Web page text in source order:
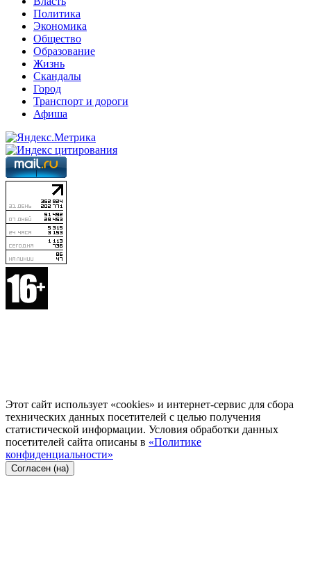
Политика
Экономика
Общество
Образование
Жизнь
Скандалы
Город
Транспорт и дороги
Афиша
Этот сайт использует «cookies» и интернет-сервис для сбора
технических данных посетителей с целью получения
статистической информации. Условия обработки данных
посетителей сайта описаны в «Политике
конфиденциальности»
Согласен (на)